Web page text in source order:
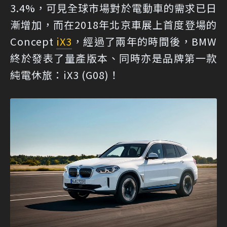
3.4%，可見全球市場對於電動車的需求已日
漸增加，而在2018年北京車展上首度登場的
Concept iX3 ，經過了兩年的時間後，BMW
終於發表了量產版本、同時亦是品牌第一款
純電休旅：iX3 (G08)！